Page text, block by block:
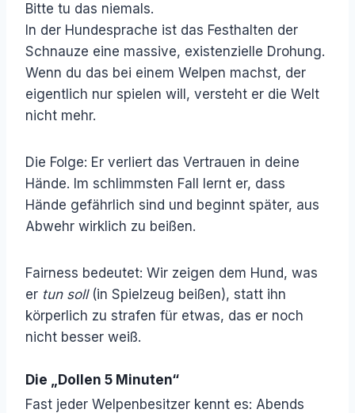
Bitte tu das niemals.
In der Hundesprache ist das Festhalten der
Schnauze eine massive, existenzielle Drohung.
Wenn du das bei einem Welpen machst, der
eigentlich nur spielen will, versteht er die Welt
nicht mehr.
Die Folge: Er verliert das Vertrauen in deine
Hände. Im schlimmsten Fall lernt er, dass
Hände gefährlich sind und beginnt später, aus
Abwehr wirklich zu beißen.
Fairness bedeutet: Wir zeigen dem Hund, was
er tun soll(in Spielzeug beißen), statt ihn
körperlich zu strafen für etwas, das er noch
nicht besser weiß.
Die „dollen 5 Minuten“
Fast jeder Welpenbesitzer kennt es: Abends